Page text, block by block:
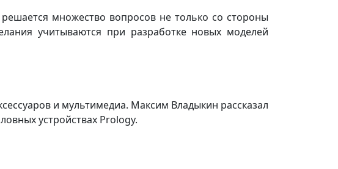
множество вопросов не только со стороны
учитываются при разработке новых моделей
и мультимедиа. Максим Владыкин рассказал
устройствах Prology.